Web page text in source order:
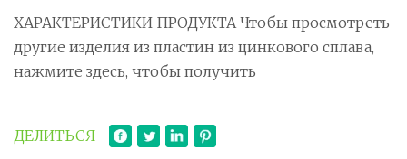
ХАРАКТЕРИСТИКИ ПРОДУКТА Чтобы просмотреть
другие изделия из пластин из цинкового сплава,
нажмите здесь, чтобы получить
ДЕЛИТЬСЯ